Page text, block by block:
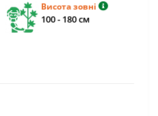
Висота зовні
100 - 180 см